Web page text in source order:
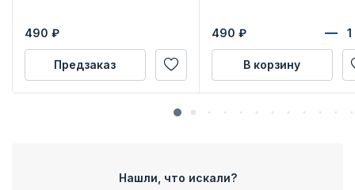
490 ₽
Предзаказ
490 ₽
В корзину
Нашли, что искали?